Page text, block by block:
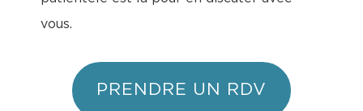
vous.
PRENDRE UN RDV